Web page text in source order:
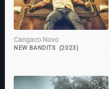
Cangaco Novo
NEW BANDITS (2023)